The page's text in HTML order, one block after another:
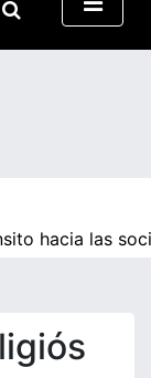
hacia las